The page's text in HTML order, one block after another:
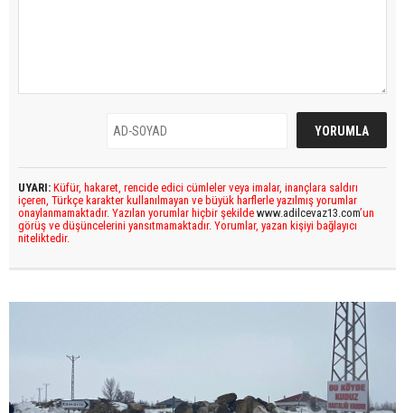
UYARI: Küfür, hakaret, rencide edici cümleler veya imalar, inançlara saldırı
içeren, Türkçe karakter kullanılmayan ve büyük harflerle yazılmış yorumlar
onaylanmamaktadır. Yazılan yorumlar hiçbir şekilde www.adilcevaz13.com’un
görüş ve düşüncelerini yansıtmamaktadır. Yorumlar, yazan kişiyi bağlayıcı
niteliktedir.